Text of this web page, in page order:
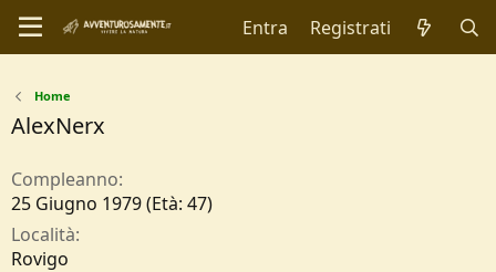
Entra Registrati
Home
AlexNerx
Compleanno
25 Giugno 1979 (Età: 47)
Località
Rovigo